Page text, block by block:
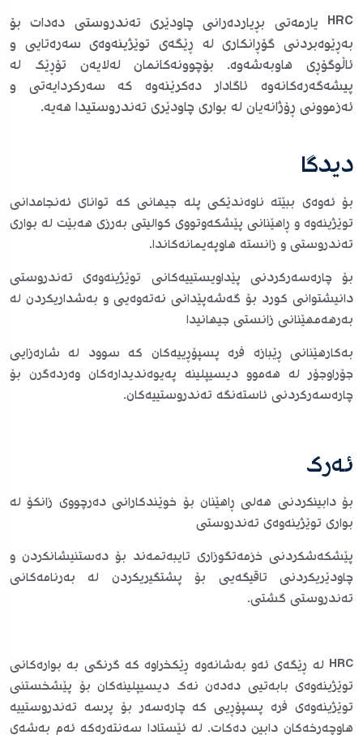
HRC یارمەتی بڕیاردەرانی چاودێری تەندروستی دەدات بۆ
بەڕێوەبردنی گۆڕانکاری لە ڕێگەی توێژینەوەی سەرەتایی و
ئاڵوگۆڕی هاوبەشەوە. بۆچوونەکانمان لەلایەن تۆڕێک لە
پیشەگەرەکانەوە ئاگادار دەکرێنەوە کە سەرکردایەتی و
ئەزموونی ڕۆژانەیان لە بواری چاودێری تەندروستیدا هەیە.
دیدگا
بۆ ئەوەی ببێتە ناوەندێکی پلە جیهانی کە توانای ئەنجامدانی
توێژینەوە و ڕاهێنانی پێشکەوتووی کوالیتی بەرزی هەبێت لە بواری
تەندروستی و زانستە هاوپەیمانەکاندا.
بۆ چارەسەرکردنی پێداویستییەکانی توێژینەوەی تەندروستی
دانیشتوانی کورد بۆ گەشەپێدانی نەتەوەیی و بەشداریکردن لە
بەرهەمهێنانی زانستی جیهانیدا
بەکارهێنانی ڕێبازە فرە پسپۆڕییەکان کە سوود لە شارەزایی
جۆراوجۆر لە هەموو دیسیپلینە پەیوەندیدارەکان وەردەگرن بۆ
چارەسەرکردنی ئاستەنگە تەندروستییەکان.
ئەرک
بۆ دابینکردنی هەلی ڕاهێنان بۆ خوێندکارانی دەرچووی زانکۆ لە
بواری توێژینەوەی تەندروستی
پێشکەشکردنی خزمەتگوزاری تایبەتمەند بۆ دەستنیشانکردن و
چاودێریکردنی تاقیگەیی بۆ پشتگیریکردن لە بەرنامەکانی
تەندروستی گشتی.
HRC لە ڕێگەی ئەو بەشانەوە ڕێکخراوە کە گرنگی بە بوارەکانی
توێژینەوەی بابەتیی دەدەن نەک دیسیپلینەکان بۆ پێشخستنی
توێژینەوەی فرە پسپۆڕیی کە چارەسەر بۆ پرسە تەندروستییە
هاوچەرخەکان دابین دەکات. لە ئێستادا سەنتەرەکە ئەم بەشەی